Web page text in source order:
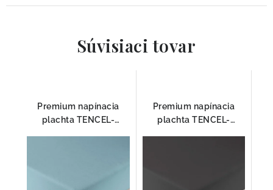
Súvisiaci tovar
Premium napínacia
plachta TENCEL-
Premium napínacia
plachta TENCEL-